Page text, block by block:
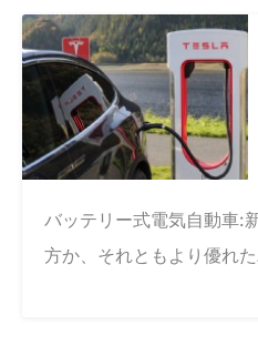
バッテリー式電気自動車:
方か、それともより優れ